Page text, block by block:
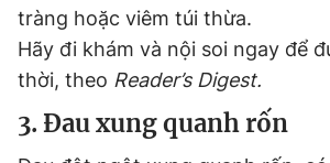
Hotline
0906 645 777
Liên hệ
0908 780
tràng hoặc viêm túi thừa.
Hãy đi khám và nội soi ngay để
thời, theo Reader’s Digest.
3. Đau xung quanh rốn